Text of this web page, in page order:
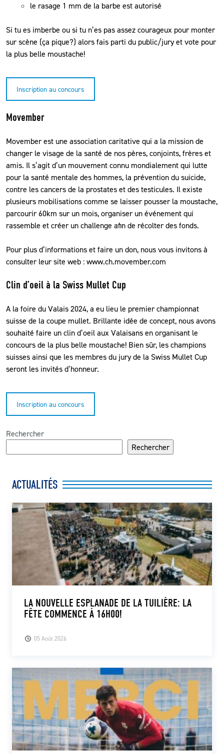
le rasage 1 mm de la barbe est autorisé
Si tu es imberbe ou si tu n’es pas assez courageux pour monter
sur scène (ça pique?) alors fais parti du public/jury et vote pour
la plus belle moustache!
Inscription au concours
Movember
Movember est une association caritative qui a la mission de
changer le visage de la santé de nos pères, conjoints, frères et
amis. Il s’agit d’un mouvement connu mondialement qui lutte
pour la santé mentale des hommes, la prévention du suicide,
contre les cancers de la prostates et des testicules. Il existe
plusieurs mobilisations comme se laisser pousser la moustache,
parcourir 60km sur un mois, organiser un événement qui
rassemble et créer un challenge afin de récolter des fonds.
Pour plus d’informations et faire un don, nous vous invitons à
consulter leur site web : www.ch.movember.com
Clin d’oeil à la Swiss Mullet Cup
A la foire du Valais 2024, a eu lieu le premier championnat
suisse de la coupe mullet. Brillante idée de concept, nous avons
souhaité faire un clin d’oeil aux Valaisans en organisant le
concours de la plus belle moustache! Bien sûr, les champions
suisses ainsi que les membres du jury de la Swiss Mullet Cup
seront les invités d’honneur.
Inscription au concours
Rechercher
Rechercher
ACTUALITÉS
05 Août 2026
LA NOUVELLE ESPLANADE DE LA TUILIÈRE: LA
FÊTE COMMENCE À 16H00!